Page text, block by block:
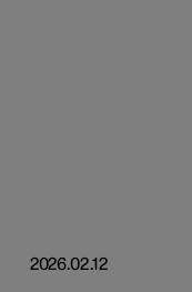
2026.02.12